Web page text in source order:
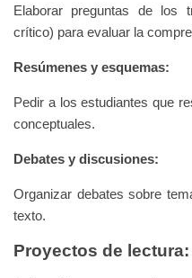
Elaborar preguntas de los
crítico) para evaluar la
Resúmenes y esquemas:
Pedir a los estudiantes que
conceptuales.
Debates y discusiones:
Organizar debates sobre
texto.
Proyectos de lectura: